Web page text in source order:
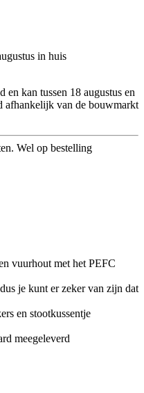
in huis
kan tussen 18 augustus en
afhankelijk van de bouwmarkt
Wel op bestelling
vuurhout met het PEFC
je kunt er zeker van zijn dat
en stootkussentje
meegeleverd